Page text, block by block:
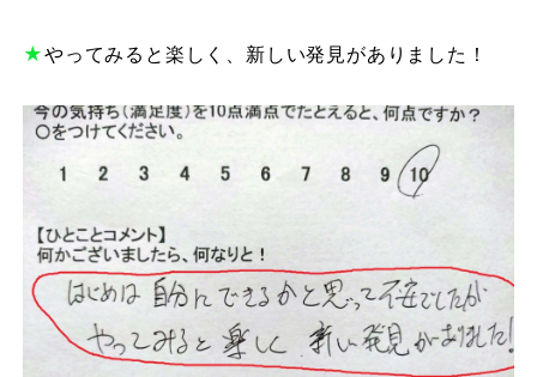
★やってみると楽しく、新しい発見がありました！